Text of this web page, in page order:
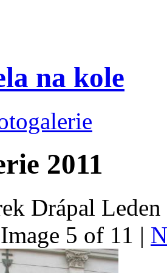
na kole
2011
Drápal
5 of 11 |